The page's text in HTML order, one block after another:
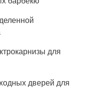
для
дверей для